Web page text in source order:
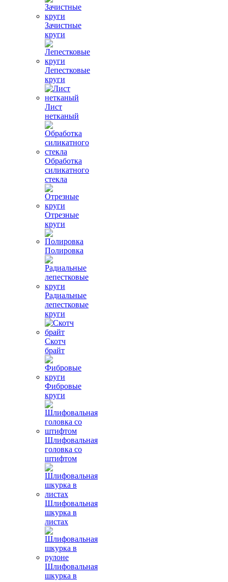
Зачистные
круги
Лепестковые
круги
Лист
нетканый
Обработка
силикатного
стекла
Отрезные
круги
Полировка
Радиальные
лепестковые
круги
Скотч
брайт
Фибровые
круги
Шлифовальная
головка со
штифтом
Шлифовальная
шкурка в
листах
Шлифовальная
шкурка в